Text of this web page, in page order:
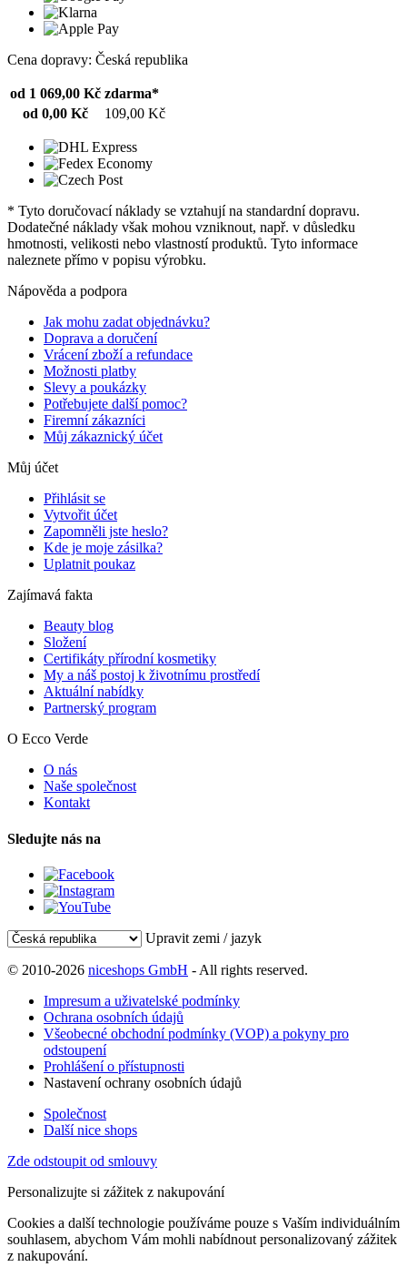
Cena dopravy: Česká republika
od 1 069,00 Kč zdarma*
od 0,00 Kč
109,00 Kč
* Tyto doručovací náklady se vztahují na standardní dopravu.
Dodatečné náklady však mohou vzniknout, např. v důsledku
hmotnosti, velikosti nebo vlastností produktů. Tyto informace
naleznete přímo v popisu výrobku.
Nápověda a podpora
Jak mohu zadat objednávku?
Doprava a doručení
Vrácení zboží a refundace
Možnosti platby
Slevy a poukázky
Potřebujete další pomoc?
Firemní zákazníci
Můj zákaznický účet
Můj účet
Přihlásit se
Vytvořit účet
Zapomněli jste heslo?
Kde je moje zásilka?
Uplatnit poukaz
Zajímavá fakta
Beauty blog
Složení
Certifikáty přírodní kosmetiky
My a náš postoj k životnímu prostředí
Aktuální nabídky
Partnerský program
O Ecco Verde
O nás
Naše společnost
Kontakt
Sledujte nás na
Upravit zemi / jazyk
© 2010-2026 niceshops GmbH - All rights reserved.
Impresum a uživatelské podmínky
Ochrana osobních údajů
Všeobecné obchodní podmínky (VOP) a pokyny pro
odstoupení
Prohlášení o přístupnosti
Nastavení ochrany osobních údajů
Společnost
Další nice shops
Zde odstoupit od smlouvy
Personalizujte si zážitek z nakupování
Cookies a další technologie používáme pouze s Vaším individuálním
souhlasem, abychom Vám mohli nabídnout personalizovaný zážitek
z nakupování.